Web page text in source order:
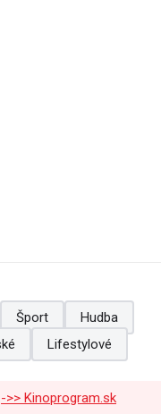
Šport
Hudba
Lifestylové
->> Kinoprogram.sk